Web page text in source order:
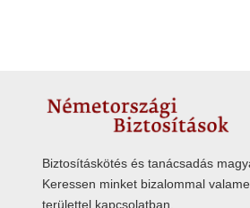
Biztosításkötés és tanácsadás
Keressen minket bizalommal
területtel kapcsolatban.